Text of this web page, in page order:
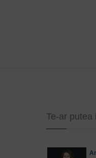
Te-ar putea